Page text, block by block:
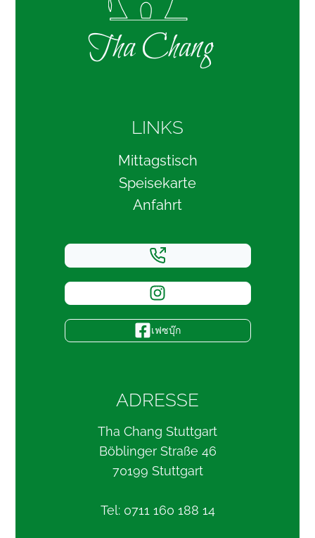
Tha Chang
LINKS
Mittagstisch
Speisekarte
Anfahrt
เฟซบุ๊ก
ADRESSE
Tha Chang Stuttgart
Böblinger Straße 46
70199 Stuttgart
Tel: 0711 160 188 14